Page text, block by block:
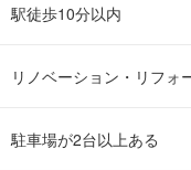
駅徒歩10分以内
リノベーション・リフォ
駐車場が2台以上ある